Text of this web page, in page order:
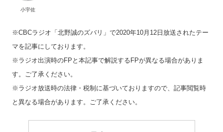
小宇佐
※CBCラジオ「北野誠のズバリ」で2020年10月12日放送されたテー
マを記事にしております。
※ラジオ出演時のFPと本記事で解説するFPが異なる場合がありま
す。ご了承ください。
※ラジオ放送時の法律・税制に基づいておりますので、記事閲覧時
と異なる場合があります。ご了承ください。